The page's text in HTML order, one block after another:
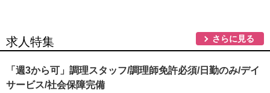
求人特集 さらに見る
「週3から可」調理スタッフ/調理師免許必須/日勤のみ/デイ
サービス/社会保障完備